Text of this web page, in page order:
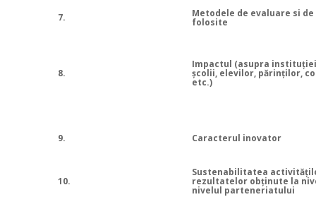
7.
Metodele de evaluare si
folosite
8.
Impactul (asupra
şcolii, elevilor, părinţilor,
etc.)
9. Caracterul inovator
10.
Sustenabilitatea
rezultatelor obţinute la
nivelul parteneriatului